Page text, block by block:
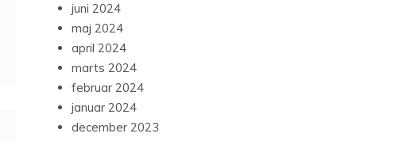
juni 2024
maj 2024
april 2024
marts 2024
februar 2024
januar 2024
december 2023